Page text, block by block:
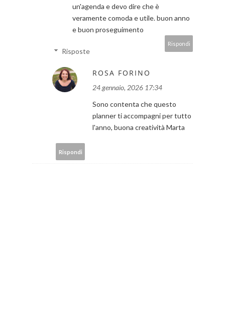
un'agenda e devo dire che è
veramente comoda e utile. buon anno
e buon proseguimento
Rispondi
Risposte
ROSA FORINO
24 gennaio, 2026 17:34
Sono contenta che questo
planner ti accompagni per tutto
l'anno, buona creatività Marta
Rispondi